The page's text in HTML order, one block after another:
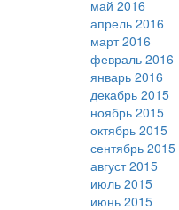
май 2016
апрель 2016
март 2016
февраль 2016
январь 2016
декабрь 2015
ноябрь 2015
октябрь 2015
сентябрь 2015
август 2015
июль 2015
июнь 2015